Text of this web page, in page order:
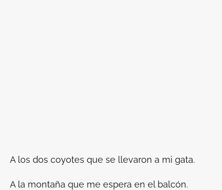
A los dos coyotes que se llevaron a mi gata.
A la montaña que me espera en el balcón.